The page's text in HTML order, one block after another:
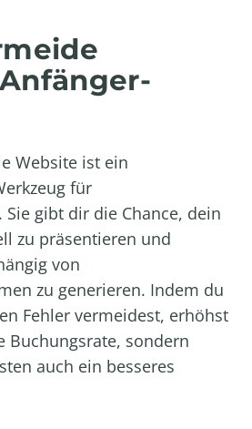
Website ist ein
für
Sie gibt dir die Chance, dein
zu präsentieren und
von
zu generieren. Indem du
Fehler vermeidest, erhöhst
Buchungsrate, sondern
auch ein besseres